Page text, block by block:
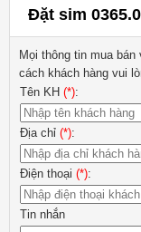
Đặt sim
Mọi thông tin mua bán
cách khách hàng vui
Tên KH (*):
Địa chỉ (*):
Điện thoại (*):
Tin nhắn